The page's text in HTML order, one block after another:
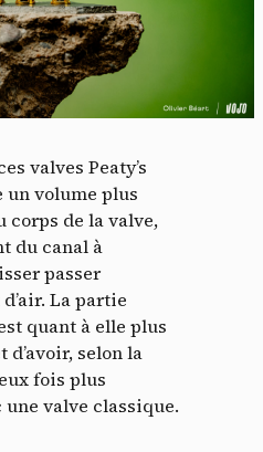
valves Peaty’s
un volume plus
corps de la valve,
du canal à
passer
La partie
quant à elle plus
selon la
fois plus
une valve classique.